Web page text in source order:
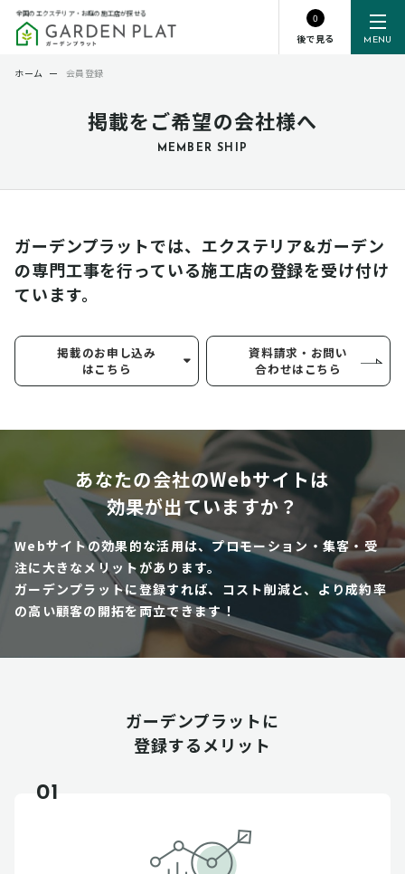
MENU
全国のエクステリア・お庭の施工店が探せる
0
後で見る
掲載をご希望の会社様へ
MEMBER SHIP
ホーム ー 会員登録
ガーデンプラットでは、エクステリア&ガーデン
の専門工事を行っている施工店の登録を受け付け
ています。
掲載のお申し込み
はこちら
資料請求・お問い
合わせはこちら
あなたの会社のWebサイトは
効果が出ていますか？
Webサイトの効果的な活用は、プロモーション・集客・受
注に大きなメリットがあります。
ガーデンプラットに登録すれば、コスト削減と、より成約率
の高い顧客の開拓を両立できます！
ガーデンプラットに
登録するメリット
01